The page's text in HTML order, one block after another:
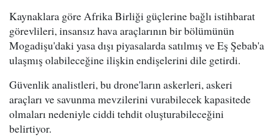
Kaynaklara göre Afrika Birliği güçlerine bağlı istihbarat
görevlileri, insansız hava araçlarının bir bölümünün
Mogadişu'daki yasa dışı piyasalarda satılmış ve Eş Şebab'a
ulaşmış olabileceğine ilişkin endişelerini dile getirdi.
Güvenlik analistleri, bu drone'ların askerleri, askeri
araçları ve savunma mevzilerini vurabilecek kapasitede
olmaları nedeniyle ciddi tehdit oluşturabileceğini
belirtiyor.